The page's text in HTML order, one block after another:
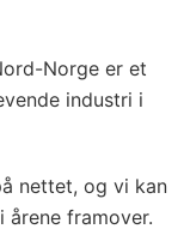
Norge er et
industri i
nettet, og vi kan
framover.